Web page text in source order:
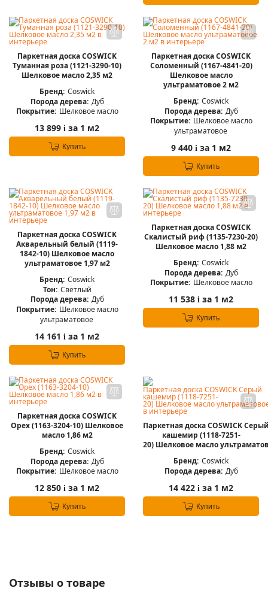
Паркетная доска COSWICK
Туманная роза (1121-3290-10)
Шелковое масло 2,35 м2
Бренд: Coswick
Порода дерева: Дуб
Покрытие: Шелковое масло
13 899 i за 1 м2
Купить
Паркетная доска COSWICK
Соломенный (1167-4841-20)
Шелковое масло
ультраматовое 2 м2
Бренд: Coswick
Порода дерева: Дуб
Покрытие: Шелковое масло
ультраматовое
9 440 i за 1 м2
Купить
Паркетная доска COSWICK
Акварельный белый (1119-
1842-10) Шелковое масло
ультраматовое 1,97 м2
Бренд: Coswick
Тон: Светлый
Порода дерева: Дуб
Покрытие: Шелковое масло
ультраматовое
14 161 i за 1 м2
Купить
Паркетная доска COSWICK
Скалистый риф (1135-7230-20)
Шелковое масло 1,88 м2
Бренд: Coswick
Порода дерева: Дуб
Покрытие: Шелковое масло
11 538 i за 1 м2
Купить
Паркетная доска COSWICK
Орех (1163-3204-10) Шелковое
масло 1,86 м2
Бренд: Coswick
Порода дерева: Дуб
Покрытие: Шелковое масло
12 850 i за 1 м2
Купить
Паркетная доска COSWICK
кашемир (1118-7251-
20) Шелковое масло
Бренд: Coswick
Порода дерева: Дуб
14 422 i за 1 м2
Купить
Отзывы о товаре